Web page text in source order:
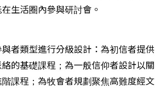
生活圈內參與研討會。
者類型進行分級設計：為初信者提供
的基礎課程；為一般信仰者設計以關
課程；為牧會者規劃聚焦高難度經文